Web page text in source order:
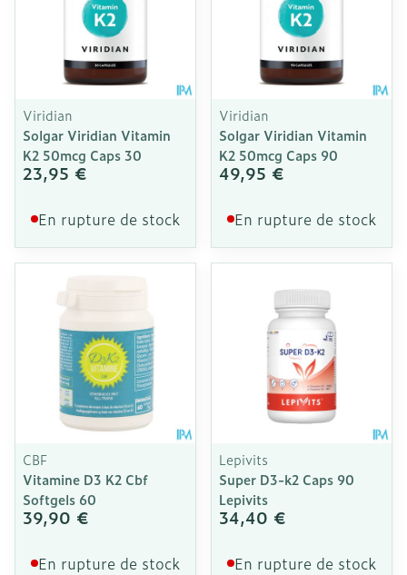
Viridian
Solgar Viridian Vitamin
K2 50mcg Caps 30
23,95 €
En rupture de stock
Viridian
Solgar Viridian Vitamin
K2 50mcg Caps 90
49,95 €
En rupture de stock
CBF
Vitamine D3 K2 Cbf
Softgels 60
39,90 €
En rupture de stock
Lepivits
Super D3-k2 Caps 90
Lepivits
34,40 €
En rupture de stock